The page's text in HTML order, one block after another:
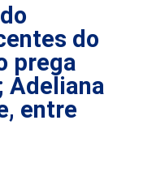
do
prega
Adeliana
entre